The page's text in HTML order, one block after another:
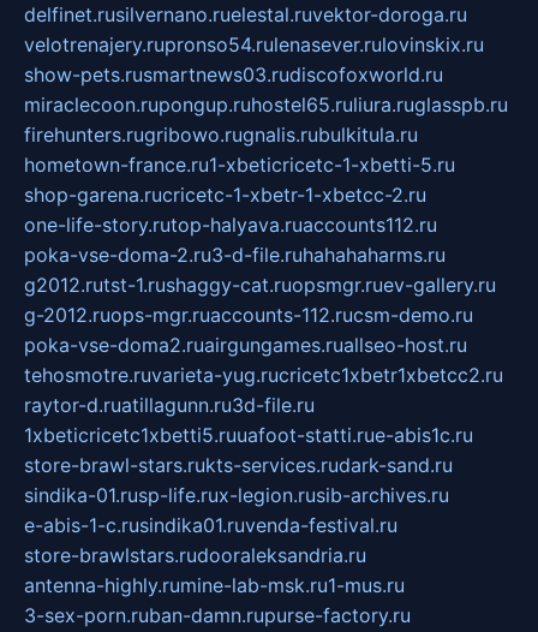
delfinet.rusilvernano.ruelestal.ruvektor-doroga.ru
velotrenajery.rupronso54.rulenasever.rulovinskix.ru
show-pets.rusmartnews03.rudiscofoxworld.ru
miraclecoon.rupongup.ruhostel65.ruliura.ruglasspb.ru
firehunters.rugribowo.rugnalis.rubulkitula.ru
hometown-france.ru1-xbeticricetc-1-xbetti-5.ru
shop-garena.rucricetc-1-xbetr-1-xbetcc-2.ru
one-life-story.rutop-halyava.ruaccounts112.ru
poka-vse-doma-2.ru3-d-file.ruhahahaharms.ru
g2012.rutst-1.rushaggy-cat.ruopsmgr.ruev-gallery.ru
g-2012.ruops-mgr.ruaccounts-112.rucsm-demo.ru
poka-vse-doma2.ruairgungames.ruallseo-host.ru
tehosmotre.ruvarieta-yug.rucricetc1xbetr1xbetcc2.ru
raytor-d.ruatillagunn.ru3d-file.ru
1xbeticricetc1xbetti5.ruuafoot-statti.rue-abis1c.ru
store-brawl-stars.rukts-services.rudark-sand.ru
sindika-01.rusp-life.rux-legion.rusib-archives.ru
e-abis-1-c.rusindika01.ruvenda-festival.ru
store-brawlstars.rudooraleksandria.ru
antenna-highly.rumine-lab-msk.ru1-mus.ru
3-sex-porn.ruban-damn.rupurse-factory.ru